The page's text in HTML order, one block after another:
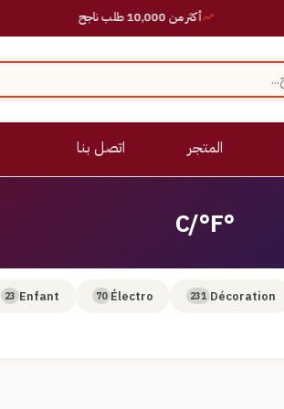
أكثر من 10,000 طلب ناجح
المتجر اتصل بنا
°C/°F
Décoration
231
Électro
70
Enfant
23